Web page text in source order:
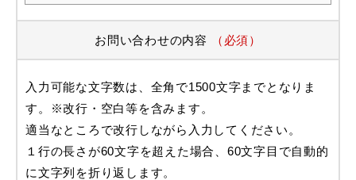
お問い合わせの内容 （必須）
入力可能な文字数は、全角で1500文字までとなりま
す。※改行・空白等を含みます。
適当なところで改行しながら入力してください。
１行の長さが60文字を超えた場合、60文字目で自動的
に文字列を折り返します。